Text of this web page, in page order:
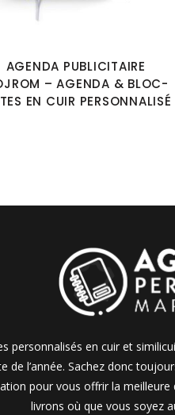
AGENDA PUBLICITAIRE
– AGENDA & BLOC-
EN CUIR PERSONNALISÉ
personnalisés en cuir et
l’année. Sachez donc
pour vous offrir la
livrons où que vous soyez